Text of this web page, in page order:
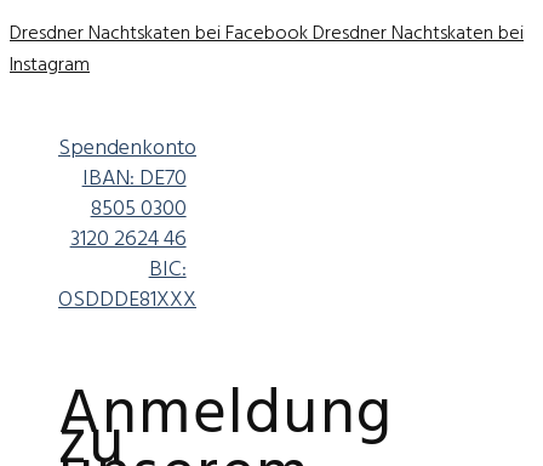
Dresdner Nachtskaten bei FacebookDresdner Nachtskaten bei
Instagram
Spendenkonto
IBAN: DE70
8505 0300
3120 2624 46
BIC:
OSDDDE81XXX
Anmeldung